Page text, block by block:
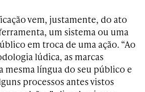
vem, justamente, do ato
um sistema ou uma
em troca de uma ação. “Ao
lúdica, as marcas
mesma língua do seu público e
processos antes vistos